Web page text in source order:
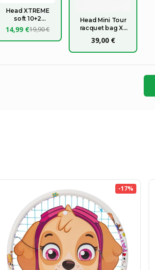
Head XTREME
soft 10+2
OMAGGIO
14,99 €19,90 €
Head Mini Tour
racquet bag XL
39,00 €
-17%